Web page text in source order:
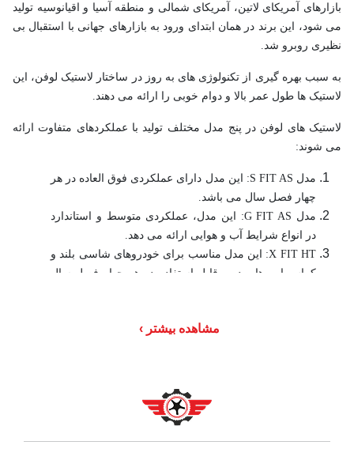
بازارهای آمریکای لاتین، آمریکای شمالی و منطقه آسیا و اقیانوسیه تولید
می شود، این برند در همان ابتدای ورود به بازارهای جهانی با استقبال بی
نظیری روبرو شد.
به سبب بهره گیری از تکنولوژی های به روز در ساختار لاستیک لوفن، این
لاستیک ها طول عمر بالا و دوام خوبی را ارائه می دهند.
لاستیک های لوفن در پنج مدل مختلف تولید با عملکردهای متفاوت ارائه
می شوند:
مدل S FIT AS: این مدل دارای عملکردی فوق العاده در هر
چهار فصل سال می باشد.
مدل G FIT AS: این مدل، عملکردی متوسط و استاندارد
در انواع شرایط آب و هوایی ارائه می دهد.
X FIT HT: این مدل مناسب برای خودروهای شاسی بلند و
کراس اوورها بوده و قابل استفاده در هر چهار فصل سال
بسیار مناسب برای رانندگی در شرایط جاده ای و برون
فصل زمستان و شرایط برفی و یخبندان عملکرد بالایی
مشاهده بیشتر